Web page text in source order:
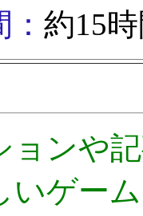
約15
ンや
いゲー